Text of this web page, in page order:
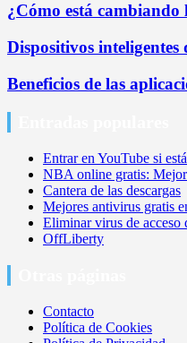
¿Cómo está
Dispositivos
Beneficios de las
Entrar en YouTube si
NBA online gratis:
Cantera de las descargas
Mejores antivirus gratis
Eliminar virus de acceso
OffLiberty
Contacto
Política de Cookies